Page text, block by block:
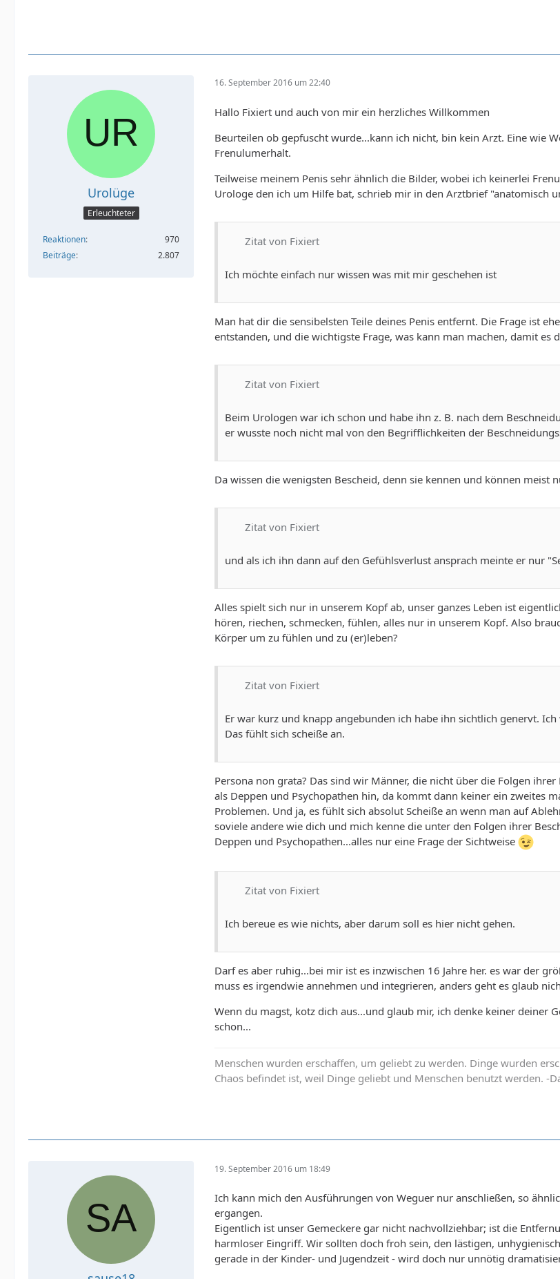
Urolüge
Erleuchteter
Reaktionen
970
Beiträge
2.807
16. September 2016 um 22:40
Hallo Fixiert und auch von mir ein herzliches Willkommen
Beurteilen ob gepfuscht wurde...kann ich nicht, bin kein Arzt. Eine wie
Frenulumerhalt.
Teilweise meinem Penis sehr ähnlich die Bilder, wobei ich keinerlei
Urologe den ich um Hilfe bat, schrieb mir in den Arztbrief "anatomisch
Zitat von Fixiert
Ich möchte einfach nur wissen was mit mir geschehen ist
Man hat dir die sensibelsten Teile deines Penis entfernt. Die Frage ist
entstanden, und die wichtigste Frage, was kann man machen, damit es
Zitat von Fixiert
Beim Urologen war ich schon und habe ihn z. B. nach dem
er wusste noch nicht mal von den Begrifflichkeiten der
Da wissen die wenigsten Bescheid, denn sie kennen und können meist
Zitat von Fixiert
und als ich ihn dann auf den Gefühlsverlust ansprach meinte er nur
Alles spielt sich nur in unserem Kopf ab, unser ganzes Leben ist
hören, riechen, schmecken, fühlen, alles nur in unserem Kopf. Also
Körper um zu fühlen und zu (er)leben?
Zitat von Fixiert
Er war kurz und knapp angebunden ich habe ihn sichtlich genervt.
Das fühlt sich scheiße an.
Persona non grata? Das sind wir Männer, die nicht über die Folgen
als Deppen und Psychopathen hin, da kommt dann keiner ein zweites
Problemen. Und ja, es fühlt sich absolut Scheiße an wenn man auf
soviele andere wie dich und mich kenne die unter den Folgen ihrer
Deppen und Psychopathen...alles nur eine Frage der Sichtweise
Zitat von Fixiert
Ich bereue es wie nichts, aber darum soll es hier nicht gehen.
Darf es aber ruhig...bei mir ist es inzwischen 16 Jahre her. es war der
muss es irgendwie annehmen und integrieren, anders geht es glaub
Wenn du magst, kotz dich aus...und glaub mir, ich denke keiner deiner
schon...
Menschen wurden erschaffen, um geliebt zu werden. Dinge wurden
Chaos befindet ist, weil Dinge geliebt und Menschen benutzt werden. -
19. September 2016 um 18:49
Ich kann mich den Ausführungen von Weguer nur anschließen, so
ergangen.
Eigentlich ist unser Gemeckere gar nicht nachvollziehbar; ist die
harmloser Eingriff. Wir sollten doch froh sein, den lästigen,
gerade in der Kinder- und Jugendzeit - wird doch nur unnötig